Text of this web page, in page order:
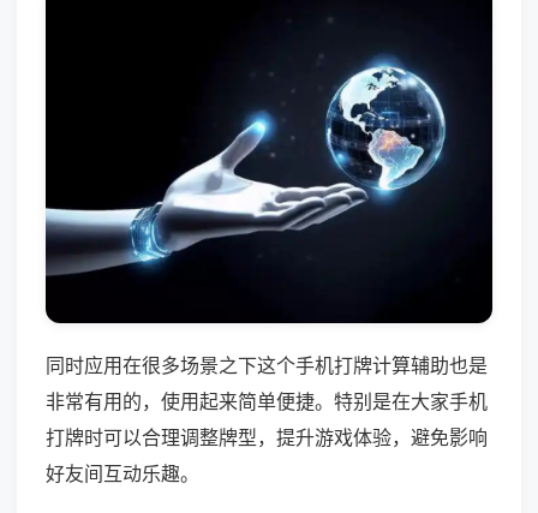
同时应用在很多场景之下这个手机打牌计算辅助也是
非常有用的，使用起来简单便捷。特别是在大家手机
打牌时可以合理调整牌型，提升游戏体验，避免影响
好友间互动乐趣。